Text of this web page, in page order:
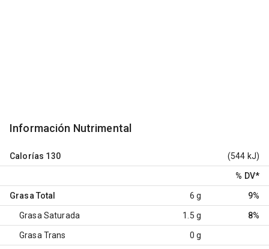
Información Nutrimental
Calorías 130 (544 kJ)
% DV*
Grasa Total 6 g 9%
Grasa Saturada 1.5 g 8%
Grasa Trans 0 g